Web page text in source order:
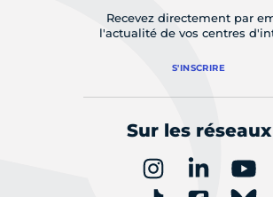
Recevez directement par
l'actualité de vos centres
S'INSCRIRE
Sur les réseaux